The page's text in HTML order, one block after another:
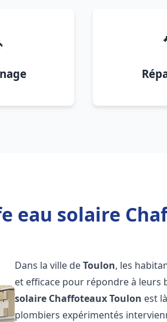
eau solaire
Dans la ville deToulon, les
et efficace pour répondre à leurs
solaire ChaffoteauxToulon est
plombiers expérimentés